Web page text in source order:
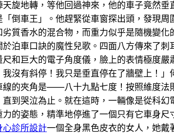
旋地轉，等他回過神來，他的車子竟然
車王」。他趕緊從車窗探出頭，發現周
質香水的混合物，而重力似乎是隨機變
泊車口訣的魔性兒歌。四面八方傳來了
和巨大的電子角度儀，臉上的表情極度
沒有斜停！我只是垂直停在了牆壁上！
的夾角是——八十九點七度！按照維度法
到哭泣為止。就在這時，一輛像是從科
的姿態，精準地停進了一個只有它車身
心診所設計一個全身黑色皮衣的女人，她